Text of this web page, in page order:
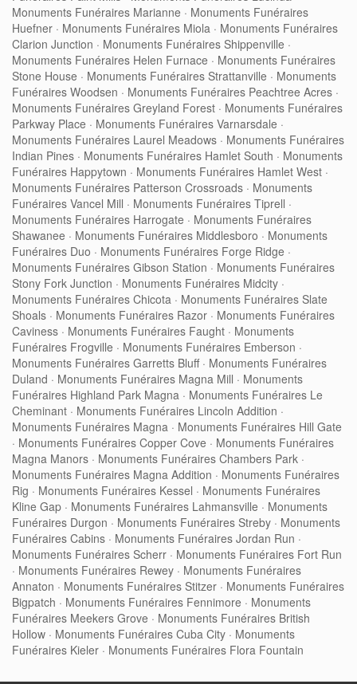
Monuments Funéraires Marianne · Monuments Funéraires
Huefner · Monuments Funéraires Miola · Monuments Funéraires
Clarion Junction · Monuments Funéraires Shippenville ·
Monuments Funéraires Helen Furnace · Monuments Funéraires
Stone House · Monuments Funéraires Strattanville · Monuments
Funéraires Woodsen · Monuments Funéraires Peachtree Acres ·
Monuments Funéraires Greyland Forest · Monuments Funéraires
Parkway Place · Monuments Funéraires Varnarsdale ·
Monuments Funéraires Laurel Meadows · Monuments Funéraires
Indian Pines · Monuments Funéraires Hamlet South · Monuments
Funéraires Happytown · Monuments Funéraires Hamlet West ·
Monuments Funéraires Patterson Crossroads · Monuments
Funéraires Vancel Mill · Monuments Funéraires Tiprell ·
Monuments Funéraires Harrogate · Monuments Funéraires
Shawanee · Monuments Funéraires Middlesboro · Monuments
Funéraires Duo · Monuments Funéraires Forge Ridge ·
Monuments Funéraires Gibson Station · Monuments Funéraires
Stony Fork Junction · Monuments Funéraires Midcity ·
Monuments Funéraires Chicota · Monuments Funéraires Slate
Shoals · Monuments Funéraires Razor · Monuments Funéraires
Caviness · Monuments Funéraires Faught · Monuments
Funéraires Frogville · Monuments Funéraires Emberson ·
Monuments Funéraires Garretts Bluff· Monuments Funéraires
Duland · Monuments Funéraires Magna Mill · Monuments
Funéraires Highland Park Magna · Monuments Funéraires Le
Cheminant · Monuments Funéraires Lincoln Addition ·
Monuments Funéraires Magna · Monuments Funéraires Hill Gate
· Monuments Funéraires Copper Cove · Monuments Funéraires
Magna Manors · Monuments Funéraires Chambers Park ·
Monuments Funéraires Magna Addition · Monuments Funéraires
Rig · Monuments Funéraires Kessel · Monuments Funéraires
Kline Gap · Monuments Funéraires Lahmansville · Monuments
Funéraires Durgon · Monuments Funéraires Streby · Monuments
Funéraires Cabins · Monuments Funéraires Jordan Run ·
Monuments Funéraires Scherr · Monuments Funéraires Fort Run
· Monuments Funéraires Rewey · Monuments Funéraires
Annaton · Monuments Funéraires Stitzer · Monuments Funéraires
Bigpatch · Monuments Funéraires Fennimore · Monuments
Funéraires Meekers Grove · Monuments Funéraires British
Hollow · Monuments Funéraires Cuba City · Monuments
Funéraires Kieler · Monuments Funéraires Flora Fountain